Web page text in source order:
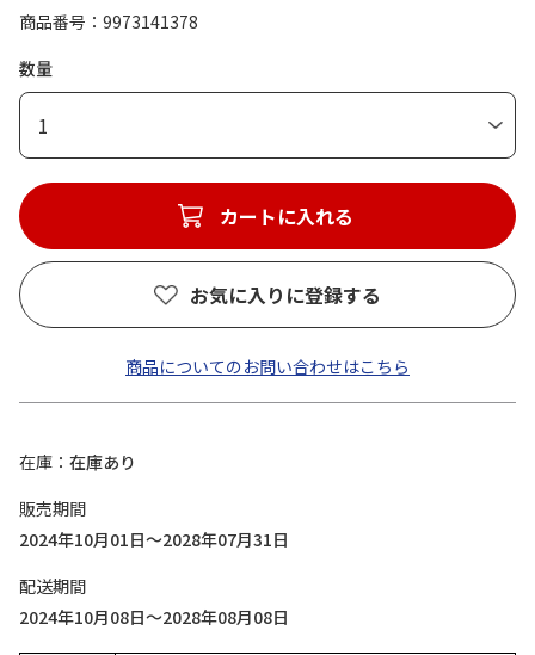
商品番号
9973141378
数量
1
カートに入れる
お気に入りに登録する
商品についてのお問い合わせはこちら
在庫
在庫あり
販売期間
2024年10月01日～2028年07月31日
配送期間
2024年10月08日～2028年08月08日